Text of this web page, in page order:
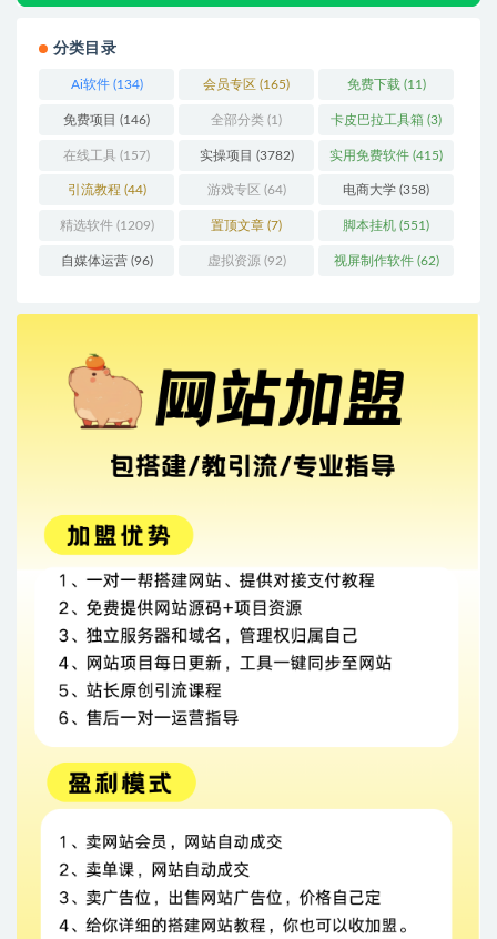
分类目录
Ai软件(134) 会员专区 (165) 免费下载 (11)
免费项目 (146) 全部分类 (1) 卡皮巴拉工具箱 (3)
在线工具 (157) 实操项目 (3782) 实用免费软件 (415)
引流教程 (44) 游戏专区 (64) 电商大学 (358)
精选软件(1209) 置顶文章 (7) 脚本挂机 (551)
自媒体运营(96) 虚拟资源 (92) 视屏制作软件(62)